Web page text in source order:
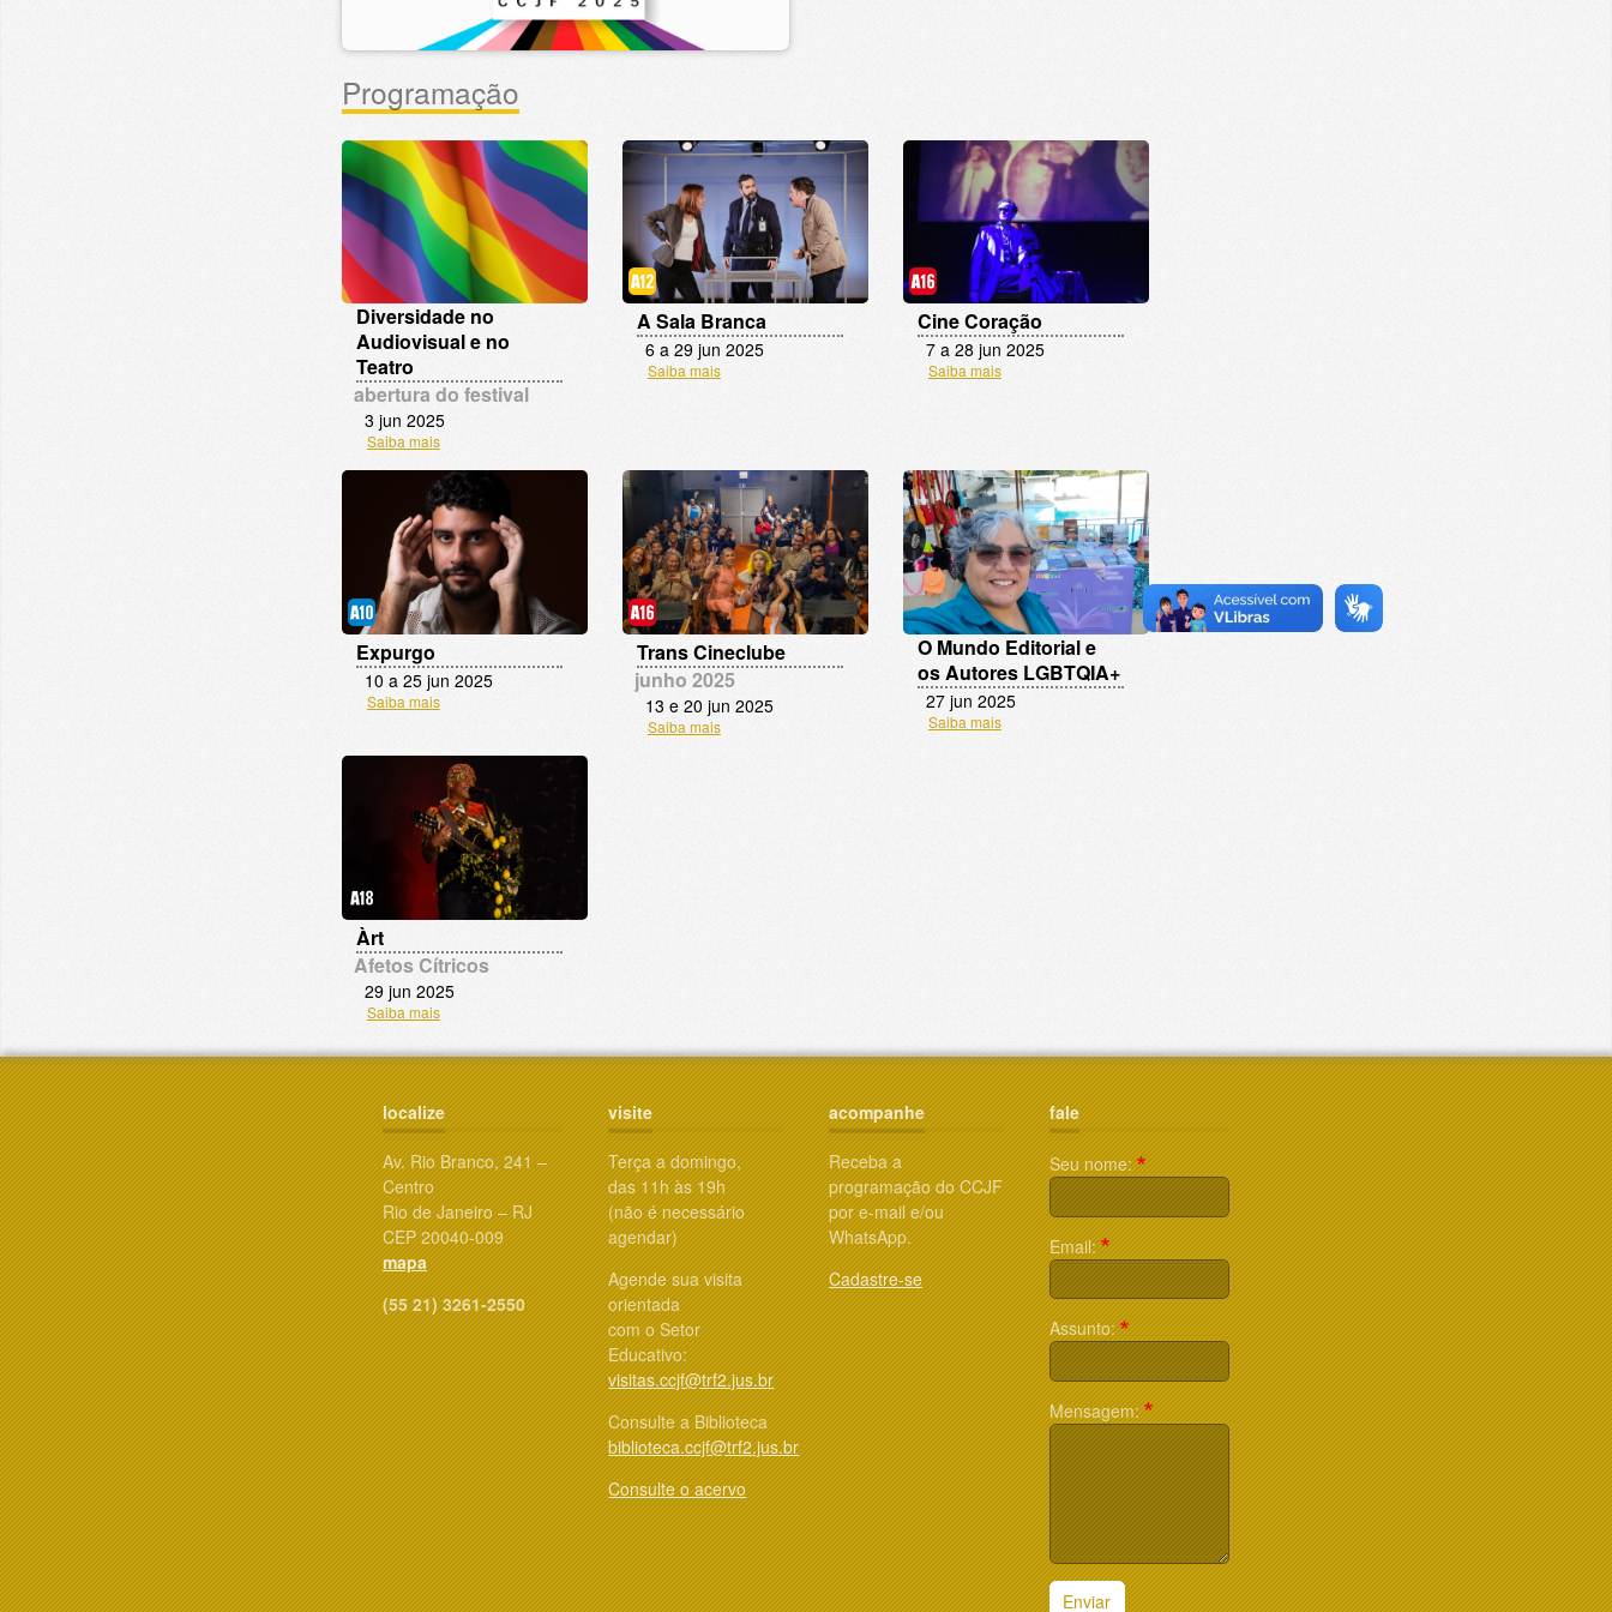
Programação
Diversidade no
Audiovisual e no
Teatro
abertura do festival
3 jun 2025
Saiba mais
A Sala Branca
6 a 29 jun 2025
Saiba mais
Cine Coração
7 a 28 jun 2025
Saiba mais
Expurgo
10 a 25 jun 2025
Saiba mais
Trans Cineclube
junho 2025
13 e 20 jun 2025
Saiba mais
O Mundo Editorial e
os Autores LGBTQIA+
27 jun 2025
Saiba mais
Àrt
Afetos Cítricos
29 jun 2025
Saiba mais
localize
Av. Rio Branco, 241 –
Centro
Rio de Janeiro – RJ
CEP 20040-009
mapa
(55 21) 3261-2550
visite
Terça a domingo,
das 11h às 19h
(não é necessário
agendar)
Agende sua visita
orientada
com o Setor
Educativo:
visitas.ccjf@trf2.jus.br
Consulte a Biblioteca
biblioteca.ccjf@trf2.jus.br
Consulte o acervo
acompanhe
Receba a
programação do CCJF
por e-mail e/ou
WhatsApp.
Cadastre-se
fale
Seu nome:
Email:
Assunto:
Mensagem:
Enviar